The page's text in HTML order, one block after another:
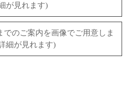
が見れます)
のご案内を画像でご用意しま
細が見れます)